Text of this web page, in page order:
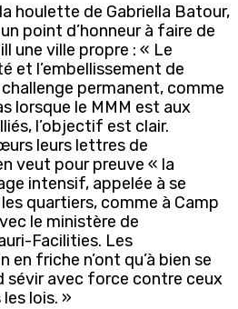
houlette de Gabriella Batour,
point d’honneur à faire de
une ville propre : « Le
et l’embellissement de
permanent, comme
lorsque le MMM est aux
l’objectif est clair.
leurs lettres de
veut pour preuve « la
intensif, appelée à se
quartiers, comme à Camp
le ministère de
Facilities. Les
friche n’ont qu’à bien se
sévir avec force contre ceux
lois. »